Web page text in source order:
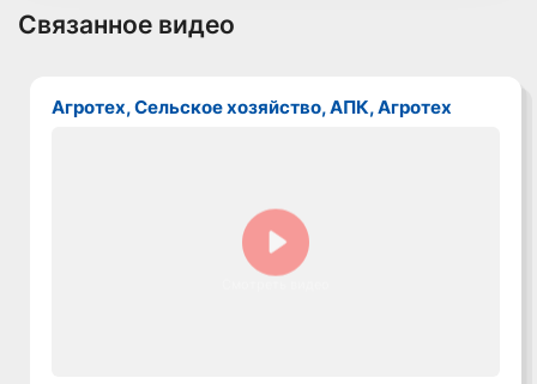
Связанное видео
Агротех, Сельское хозяйство, АПК, Агротех